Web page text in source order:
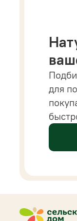
для
вы
питания.
доступно